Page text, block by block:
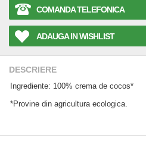
COMANDA TELEFONICA
ADAUGA IN WISHLIST
DESCRIERE
Ingrediente: 100% crema de cocos*
*Provine din agricultura ecologica.